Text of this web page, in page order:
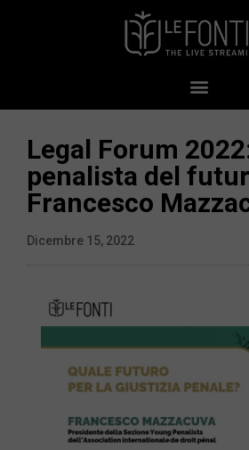
Legal Forum
penalista del
Francesco
Dicembre 15, 2022